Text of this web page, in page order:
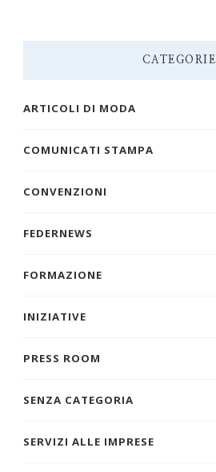
CATEGORIE
ARTICOLI DI MODA
COMUNICATI STAMPA
CONVENZIONI
FEDERNEWS
FORMAZIONE
INIZIATIVE
PRESS ROOM
SENZA CATEGORIA
SERVIZI ALLE IMPRESE